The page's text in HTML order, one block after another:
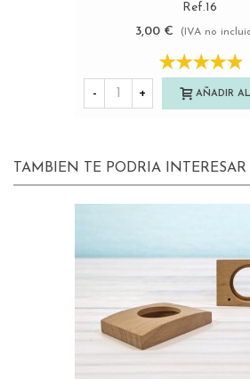
Ref.16
3,00 €
(IVA no
- + AÑADIR
TAMBIEN TE PODRIA INTERESAR